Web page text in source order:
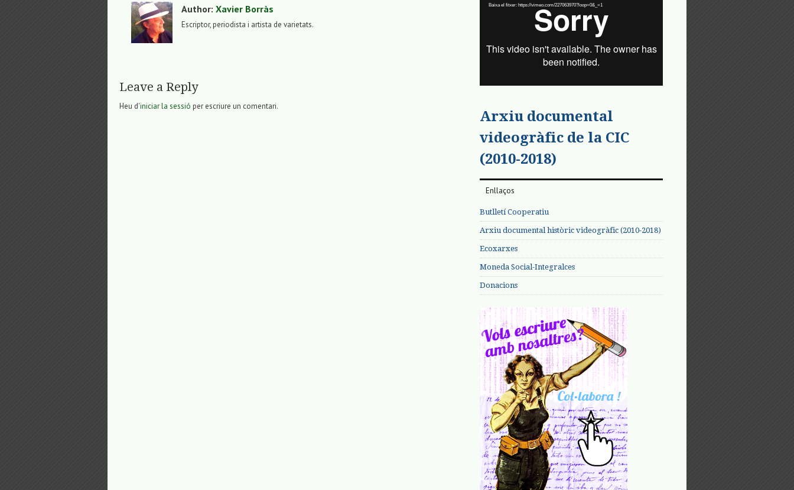
Author: Xavier Borràs
Escriptor, periodista i artista de varietats.
Leave a Reply
Heu d'iniciar la sessió per escriure un comentari.
vídeo
Baixa el fitxer: https://vimeo.com/227063970?loop=0&_=1
Arxiu documental
videogràfic de la CIC
(2010-2018)
Enllaços
Butlletí Cooperatiu
Arxiu documental històric videogràfic (2010-2018)
Ecoxarxes
Moneda Social-Integralces
Donacions